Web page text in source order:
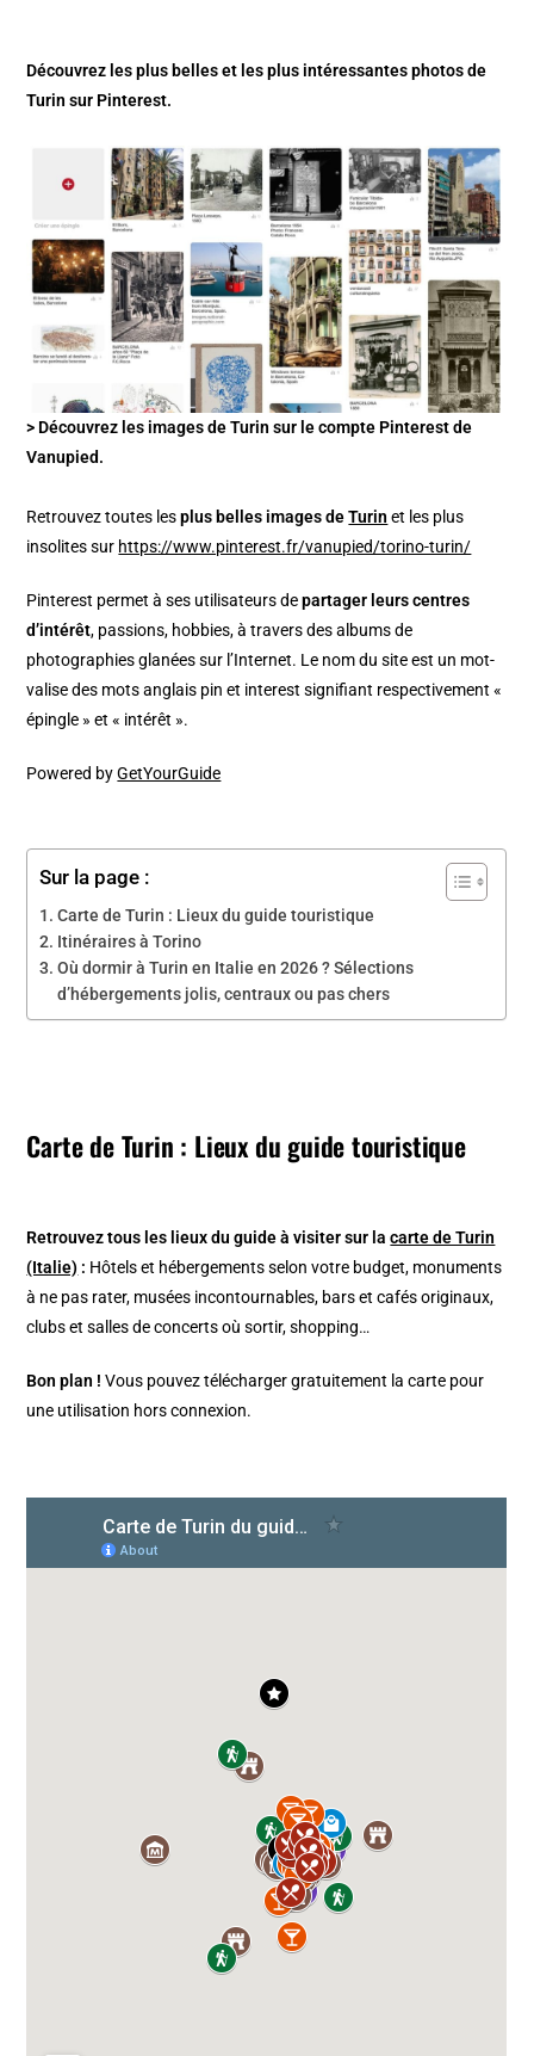
Découvrez les plus belles et les plus intéressantes photos de
Turin sur Pinterest.
> Découvrez les images de Turin sur le compte Pinterest de
Vanupied.
Retrouvez toutes lesplus belles images deTurin et les plus
insolites sur https://www.pinterest.fr/vanupied/torino-turin/
Pinterest permet à ses utilisateurs departager leurs centres
d’intérêt, passions, hobbies, à travers des albums de
photographies glanées sur l’Internet. Le nom du site est un mot-
valise des mots anglais pin et interest signifiant respectivement «
épingle » et « intérêt ».
Powered byGetYourGuide
Sur la page :
Carte de Turin : Lieux du guide touristique
Itinéraires à Torino
Où dormir à Turin en Italie en 2026 ? Sélections
d’hébergements jolis, centraux ou pas chers
Carte de Turin : Lieux du guide touristique
Retrouvez tous les lieux du guide à visiter sur lacarte de Turin
(Italie) : Hôtels et hébergements selon votre budget, monuments
à ne pas rater, musées incontournables, bars et cafés originaux,
clubs et salles de concerts où sortir, shopping…
Bon plan ! Vous pouvez télécharger gratuitement la carte pour
une utilisation hors connexion.